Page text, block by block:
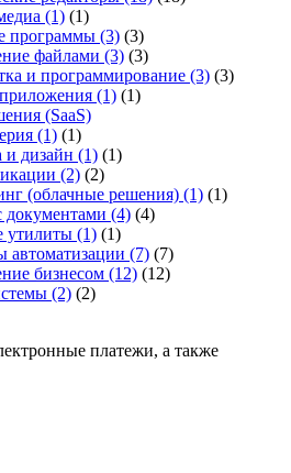
(1) (1)
программы (3) (3)
файлами (3) (3)
и программирование (3) (3)
(1) (1)
(SaaS)
(1) (1)
и дизайн (1) (1)
(2) (2)
(облачные решения) (1) (1)
документами (4) (4)
утилиты (1) (1)
автоматизации (7) (7)
бизнесом (12) (12)
(2) (2)
платежи, а также